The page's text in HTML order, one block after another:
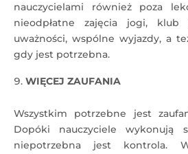
nauczycielami również poza
nieodpłatne zajęcia jogi, klub
uważności, wspólne wyjazdy, a
gdy jest potrzebna.
WIĘCEJ ZAUFANIA
Wszystkim potrzebne jest
Dopóki nauczyciele wykonują
niepotrzebna jest kontrola.